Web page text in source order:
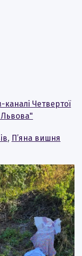
каналі Четвертої
Львова"
, П’яна вишня